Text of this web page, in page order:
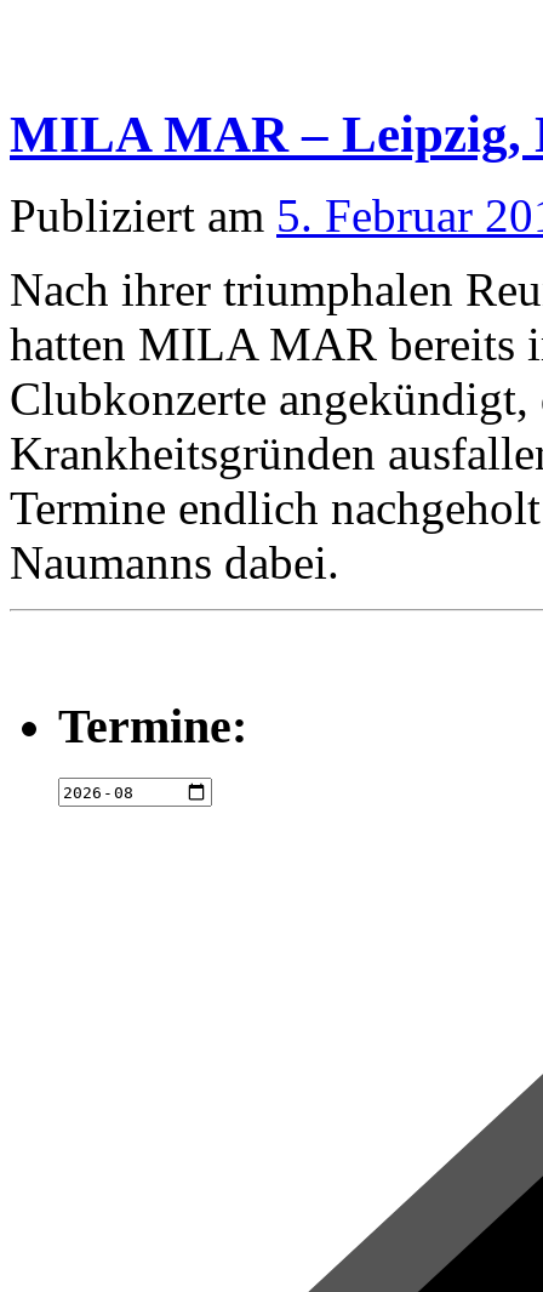
MILA MAR – Leipzig,
Publiziert am 5. Februar
Nach ihrer triumphalen
hatten MILA MAR bereits
Clubkonzerte angekündigt,
Krankheitsgründen
Termine endlich
Naumanns dabei.
Termine: